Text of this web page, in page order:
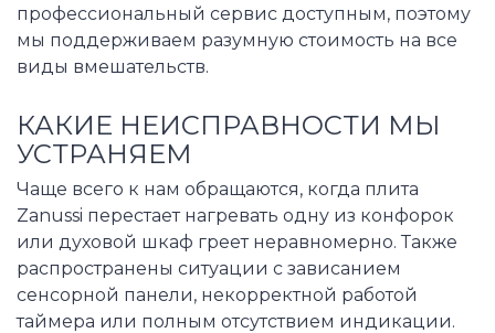
профессиональный сервис доступным, поэтому
мы поддерживаем разумную стоимость на все
виды вмешательств.
КАКИЕ НЕИСПРАВНОСТИ МЫ
УСТРАНЯЕМ
Чаще всего к нам обращаются, когда плита
Zanussi перестает нагревать одну из конфорок
или духовой шкаф греет неравномерно. Также
распространены ситуации с зависанием
сенсорной панели, некорректной работой
таймера или полным отсутствием индикации.